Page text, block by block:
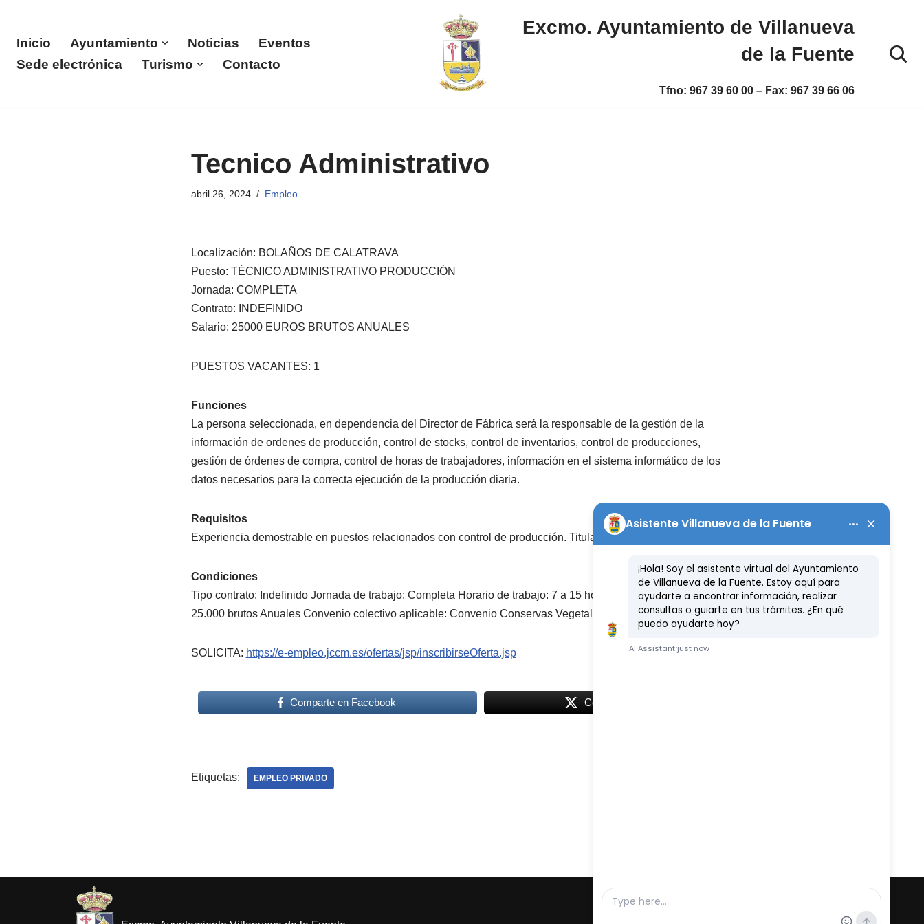
Saltar
Inicio Ayuntamiento Noticias
Eventos
Sede electrónica
Turismo Contacto
Excmo. Ayuntamiento de Villanueva
de la Fuente
Tfno: 967 39 60 00 – Fax: 967 39 66 06
Tecnico Administrativo
abril 26, 2024 Empleo
Localización: BOLAÑOS DE CALATRAVA
Puesto: TÉCNICO ADMINISTRATIVO PRODUCCIÓN
Jornada: COMPLETA
Contrato: INDEFINIDO
Salario: 25000 EUROS BRUTOS ANUALES
PUESTOS VACANTES: 1
Funciones
La persona seleccionada, en dependencia del Director de Fábrica será la responsable de la gestión de la
información de ordenes de producción, control de stocks, control de inventarios, control de producciones,
gestión de órdenes de compra, control de horas de trabajadores, información en el sistema informático de los
datos necesarios para la correcta ejecución de la producción diaria.
Requisitos
Experiencia demostrable en puestos relacionados con control de producción. Titulación superior
Condiciones
Tipo contrato: Indefinido Jornada de trabajo: Completa Horario de trabajo: 7 a 15 horas Salario a partir de:
25.000 brutos Anuales Convenio colectivo aplicable: Convenio Conservas Vegetales
SOLICITA: https://e-empleo.jccm.es/ofertas/jsp/inscribirseOferta.jsp
Comparte en Facebook Comparte en X
Etiquetas: EMPLEO PRIVADO